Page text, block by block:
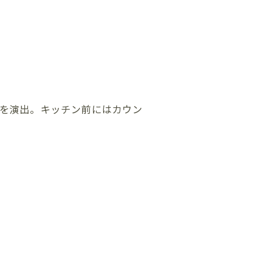
演出。キッチン前にはカウン